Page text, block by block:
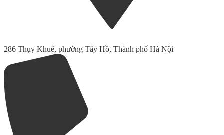
286 Thụy Khuê, phường Tây Hồ, Thành phố Hà Nội